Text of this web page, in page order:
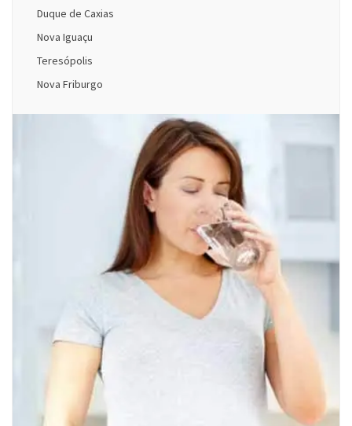
Duque de Caxias
Nova Iguaçu
Teresópolis
Nova Friburgo